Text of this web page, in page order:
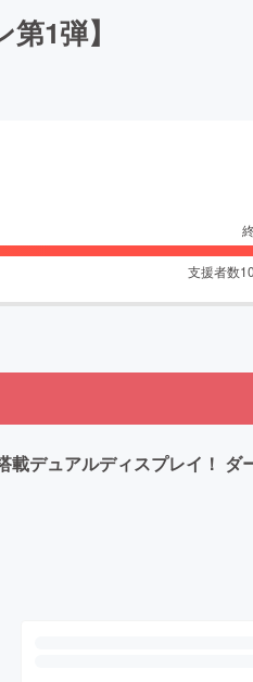
1弾】
支援者数10
デュアルディスプレイ！ ダ